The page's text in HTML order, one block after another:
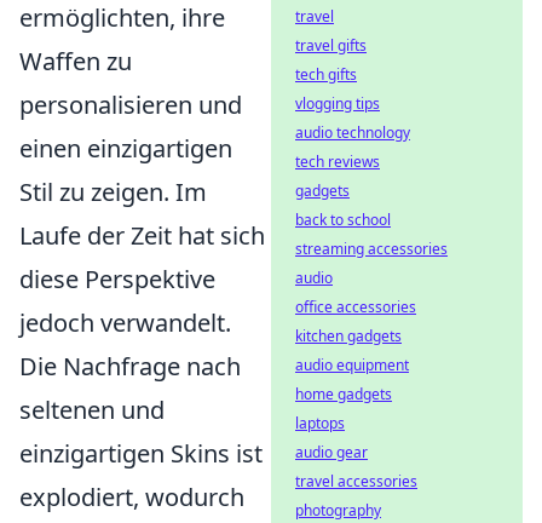
ermöglichten, ihre
Waffen zu
personalisieren und
einen einzigartigen
Stil zu zeigen. Im
Laufe der Zeit hat sich
diese Perspektive
jedoch verwandelt.
Die Nachfrage nach
seltenen und
einzigartigen Skins ist
explodiert, wodurch
travel
travel gifts
tech gifts
vlogging tips
audio technology
tech reviews
gadgets
back to school
streaming accessories
audio
office accessories
kitchen gadgets
audio equipment
home gadgets
laptops
audio gear
travel accessories
photography